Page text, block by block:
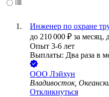
Инженер по охране
до 210 000 ₽ за месяц,
Опыт 3-6 лет
Выплаты: Два раза в
ООО Лэйхун
Владивосток,
Откликнуться